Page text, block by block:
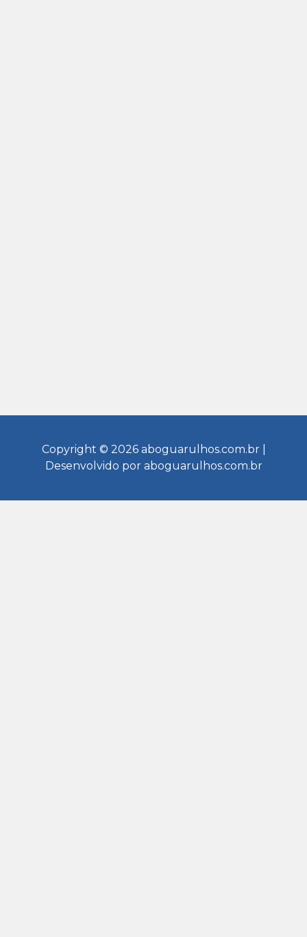
Copyright © 2026 aboguarulhos.com.br |
Desenvolvido por aboguarulhos.com.br